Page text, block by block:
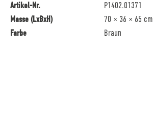
Artikel-Nr.
P1402.01371
Masse (LxBxH)
70 × 36 × 65 cm
Farbe
Braun